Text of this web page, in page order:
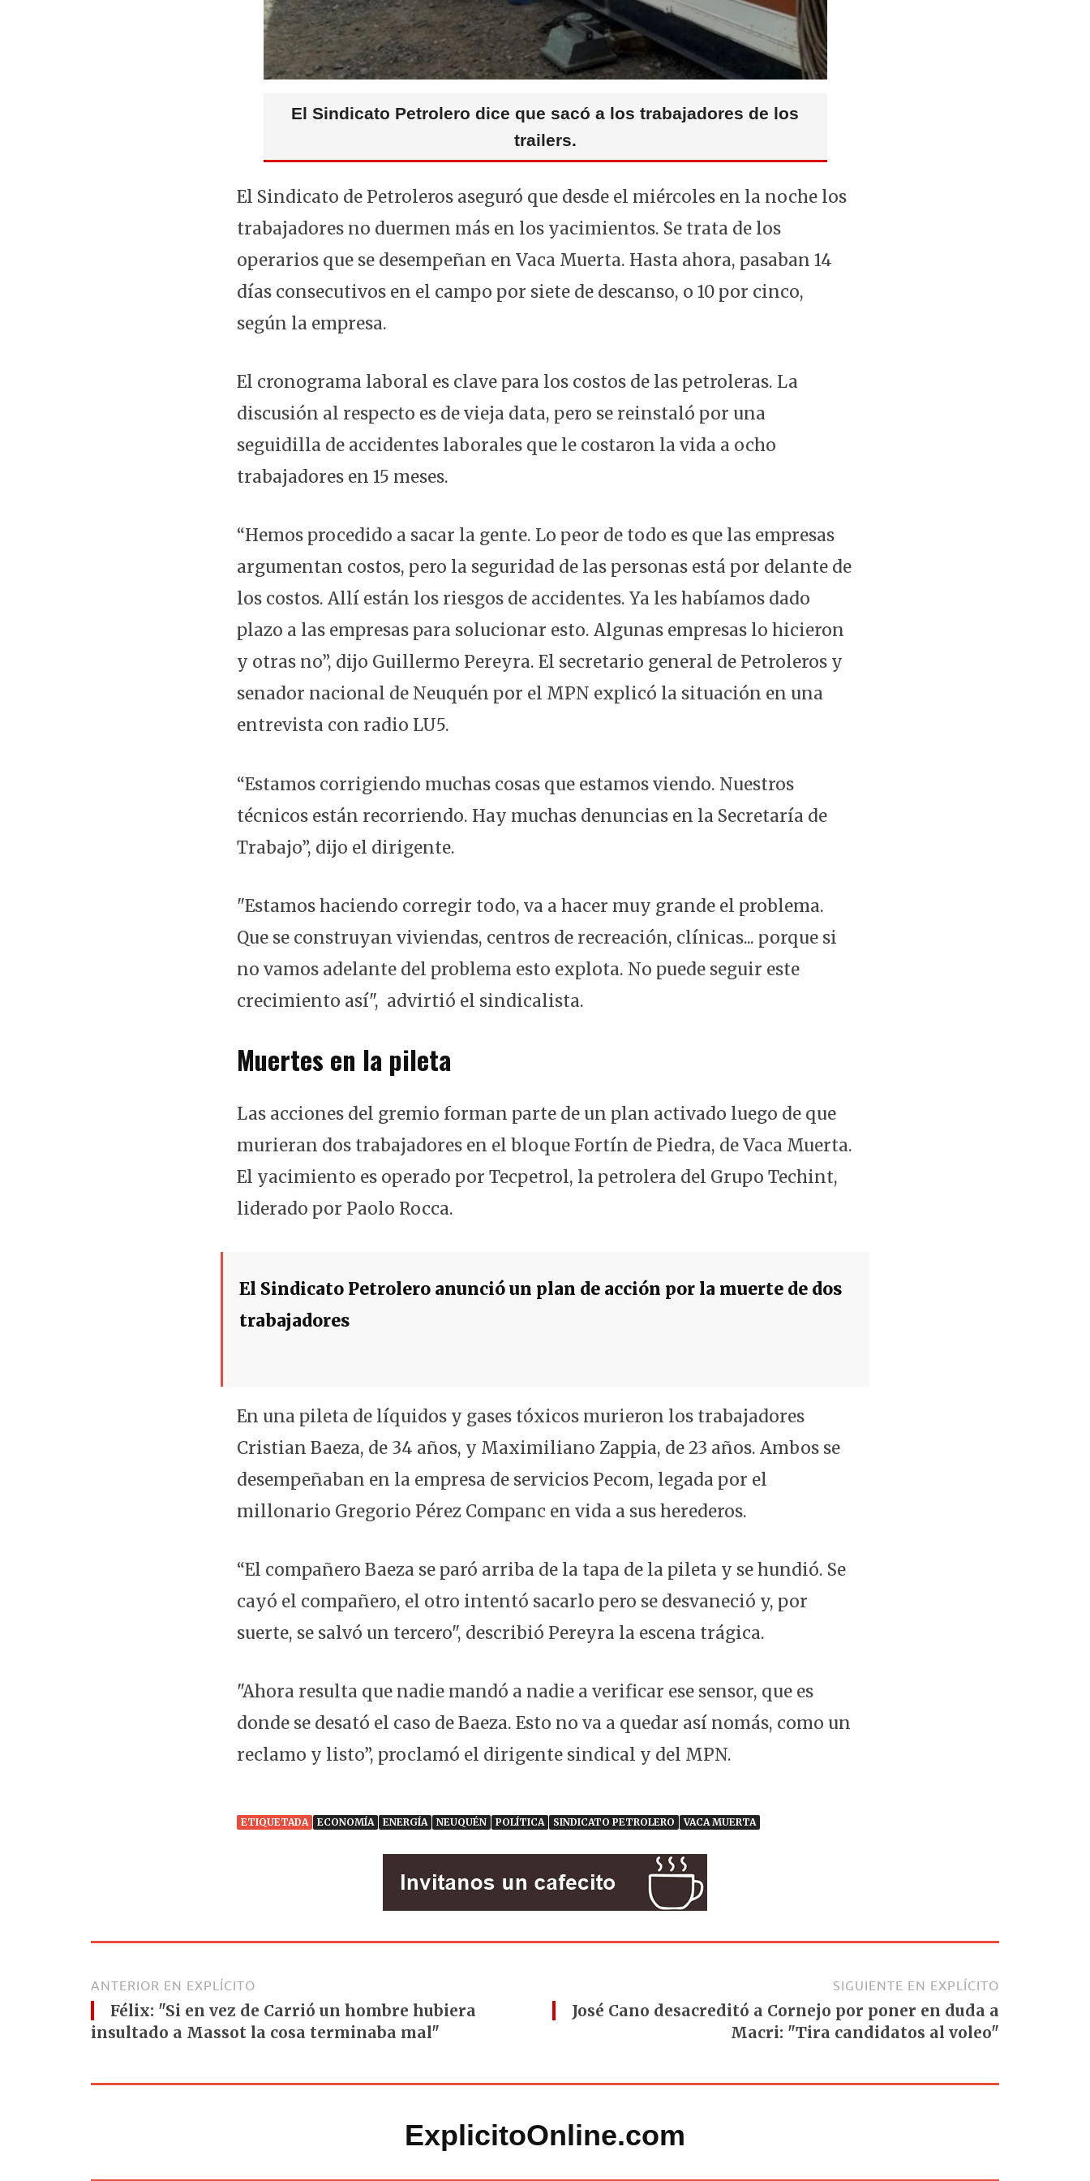
El Sindicato Petrolero dice que sacó a los trabajadores de los
trailers.
El Sindicato de Petroleros aseguró que desde el miércoles en la noche los
trabajadores no duermen más en los yacimientos. Se trata de los
operarios que se desempeñan en Vaca Muerta. Hasta ahora, pasaban 14
días consecutivos en el campo por siete de descanso, o 10 por cinco,
según la empresa.
El cronograma laboral es clave para los costos de las petroleras. La
discusión al respecto es de vieja data, pero se reinstaló por una
seguidilla de accidentes laborales que le costaron la vida a ocho
trabajadores en 15 meses.
“Hemos procedido a sacar la gente. Lo peor de todo es que las empresas
argumentan costos, pero la seguridad de las personas está por delante de
los costos. Allí están los riesgos de accidentes. Ya les habíamos dado
plazo a las empresas para solucionar esto. Algunas empresas lo hicieron
y otras no”, dijo Guillermo Pereyra. El secretario general de Petroleros y
senador nacional de Neuquén por el MPN explicó la situación en una
entrevista con radio LU5.
“Estamos corrigiendo muchas cosas que estamos viendo. Nuestros
técnicos están recorriendo. Hay muchas denuncias en la Secretaría de
Trabajo”, dijo el dirigente.
"Estamos haciendo corregir todo, va a hacer muy grande el problema.
Que se construyan viviendas, centros de recreación, clínicas... porque si
no vamos adelante del problema esto explota. No puede seguir este
crecimiento así", advirtió el sindicalista.
Muertes en la pileta
Las acciones del gremio forman parte de un plan activado luego de que
murieran dos trabajadores en el bloque Fortín de Piedra, de Vaca Muerta.
El yacimiento es operado por Tecpetrol, la petrolera del Grupo Techint,
liderado por Paolo Rocca.
El Sindicato Petrolero anunció un plan de acción por la muerte de dos
trabajadores
En una pileta de líquidos y gases tóxicos murieron los trabajadores
Cristian Baeza, de 34 años, y Maximiliano Zappia, de 23 años. Ambos se
desempeñaban en la empresa de servicios Pecom, legada por el
millonario Gregorio Pérez Companc en vida a sus herederos.
“El compañero Baeza se paró arriba de la tapa de la pileta y se hundió. Se
cayó el compañero, el otro intentó sacarlo pero se desvaneció y, por
suerte, se salvó un tercero", describió Pereyra la escena trágica.
"Ahora resulta que nadie mandó a nadie a verificar ese sensor, que es
donde se desató el caso de Baeza. Esto no va a quedar así nomás, como un
reclamo y listo”, proclamó el dirigente sindical y del MPN.
ETIQUETADA ECONOMÍA ENERGÍA NEUQUÉN POLÍTICA SINDICATO PETROLERO VACA MUERTA
ANTERIOR EN EXPLÍCITO
Félix: "Si en vez de Carrió un hombre hubiera
insultado a Massot la cosa terminaba mal"
SIGUIENTE EN EXPLÍCITO
José Cano desacreditó a Cornejo por poner en duda a
Macri: "Tira candidatos al voleo"
ExplicitoOnline.com